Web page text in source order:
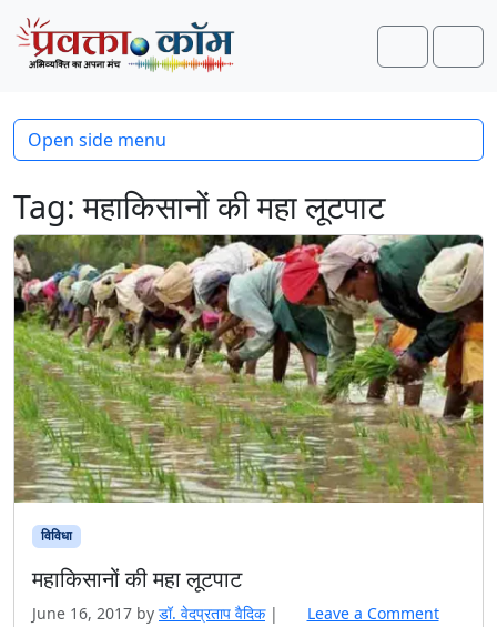
Skip to content
Skip to footer
Search
Tag:महाकिसानों की महा लूटपाट
विविधा
महाकिसानों की महा लूटपाट
June 16, 2017 by डॉ. वेदप्रताप वैदिक | Leave a Comment
Open side menu